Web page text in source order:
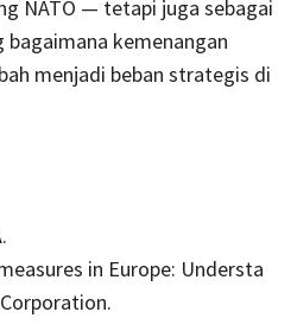
NATO — tetapi juga sebagai
kemenangan
menjadi beban strategis di
in Europe: Understa